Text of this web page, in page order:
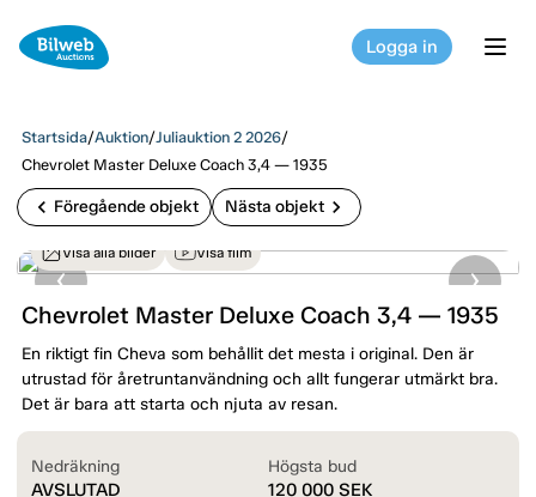
Logga in
Startsida/Auktion/Juliauktion 2 2026/
Chevrolet Master Deluxe Coach 3,4 — 1935
chevron_left Föregående objekt Nästa objekt chevron_right
Visa alla bilder Visa film
Chevrolet Master Deluxe Coach 3,4 — 1935
En riktigt fin Cheva som behållit det mesta i original. Den är
utrustad för åretruntanvändning och allt fungerar utmärkt bra.
Det är bara att starta och njuta av resan.
Nedräkning
AVSLUTAD
Högsta bud
120 000 SEK